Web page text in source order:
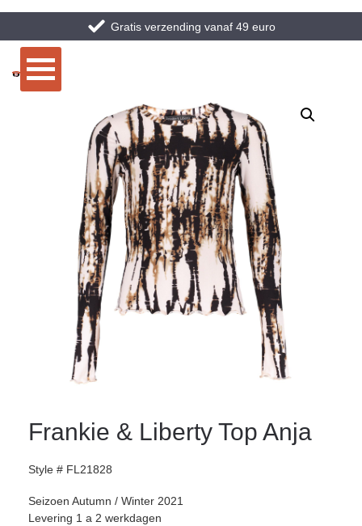
Gratis verzending vanaf 49 euro
Frankie & Liberty Top Anja
Style # FL21828
Seizoen Autumn / Winter 2021
Levering 1 a 2 werkdagen